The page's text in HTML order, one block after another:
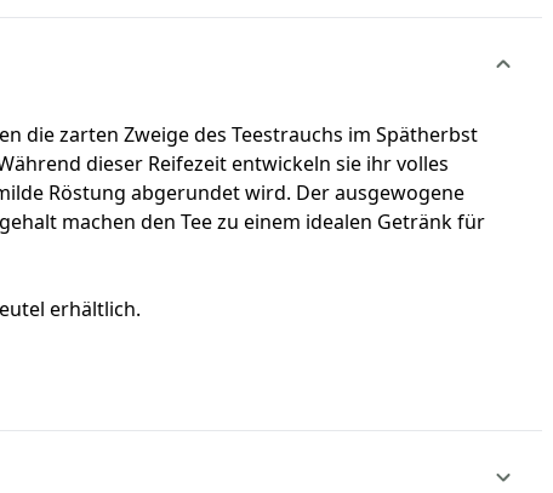
die zarten Zweige des Teestrauchs im Spätherbst
dieser Reifezeit entwickeln sie ihr volles
Röstung abgerundet wird. Der ausgewogene
machen den Tee zu einem idealen Getränk für
erhältlich.